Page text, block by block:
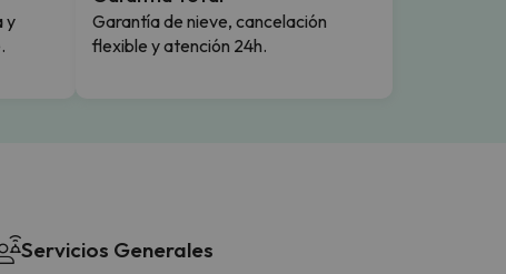
y
Garantía de nieve, cancelación
flexible y atención 24h.
Servicios Generales